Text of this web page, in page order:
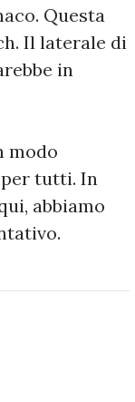
Questa
Il laterale di
in
modo
tutti. In
abbiamo